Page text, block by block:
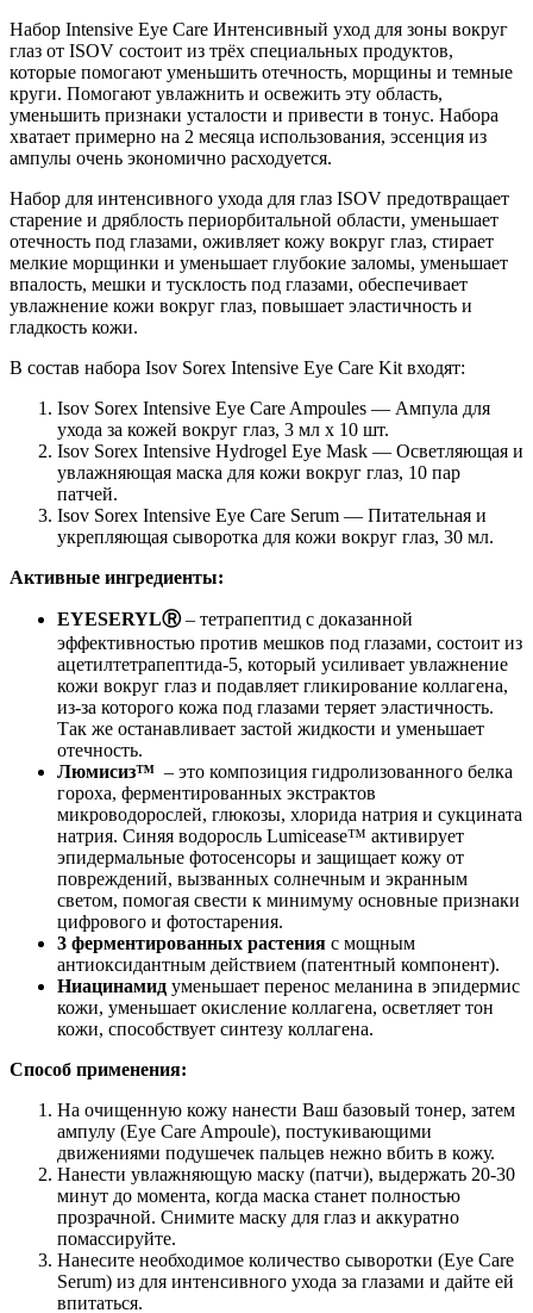
Набор Intensive Eye Care Интенсивный уход для зоны вокруг
глаз от ISOV состоит из трёх специальных продуктов,
которые помогают уменьшить отечность, морщины и темные
круги. Помогают увлажнить и освежить эту область,
уменьшить признаки усталости и привести в тонус. Набора
хватает примерно на 2 месяца использования, эссенция из
ампулы очень экономично расходуется.
Набор для интенсивного ухода для глаз ISOV предотвращает
старение и дряблость периорбитальной области, уменьшает
отечность под глазами, оживляет кожу вокруг глаз, стирает
мелкие морщинки и уменьшает глубокие заломы, уменьшает
впалость, мешки и тусклость под глазами, обеспечивает
увлажнение кожи вокруг глаз, повышает эластичность и
гладкость кожи.
В состав набора Isov Sorex Intensive Eye Care Kit входят:
Isov Sorex Intensive Eye Care Ampoules — Ампула для
ухода за кожей вокруг глаз, 3 мл x 10 шт.
Isov Sorex Intensive Hydrogel Eye Mask — Осветляющая и
увлажняющая маска для кожи вокруг глаз, 10 пар
патчей.
Isov Sorex Intensive Eye Care Serum — Питательная и
укрепляющая сыворотка для кожи вокруг глаз, 30 мл.
Активные ингредиенты:
EYESERYLⓇ– тетрапептид с доказанной
эффективностью против мешков под глазами, состоит из
ацетилтетрапептида-5, который усиливает увлажнение
кожи вокруг глаз и подавляет гликирование коллагена,
из-за которого кожа под глазами теряет эластичность.
Так же останавливает застой жидкости и уменьшает
отечность.
Люмисиз™️ – это композиция гидролизованного белка
гороха, ферментированных экстрактов
микроводорослей, глюкозы, хлорида натрия и сукцината
натрия. Синяя водоросль Lumicease™️ активирует
эпидермальные фотосенсоры и защищает кожу от
повреждений, вызванных солнечным и экранным
светом, помогая свести к минимуму основные признаки
цифрового и фотостарения.
3 ферментированных растения с мощным
антиоксидантным действием (патентный компонент).
Ниацинамид уменьшает перенос меланина в эпидермис
кожи, уменьшает окисление коллагена, осветляет тон
кожи, способствует синтезу коллагена.
Способ применения:
На очищенную кожу нанести Ваш базовый тонер, затем
ампулу (Eye Care Ampoule), постукивающими
движениями подушечек пальцев нежно вбить в кожу.
Нанести увлажняющую маску (патчи), выдержать 20-30
минут до момента, когда маска станет полностью
прозрачной. Снимите маску для глаз и аккуратно
помассируйте.
Нанесите необходимое количество сыворотки (Eye Care
Serum) из для интенсивного ухода за глазами и дайте ей
впитаться.